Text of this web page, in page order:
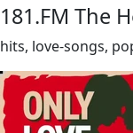
181.FM The
hits, love-songs,